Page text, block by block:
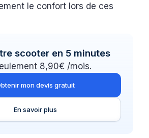
le confort lors de ces
scooter en 5 minutes
8,90€ /mois.
mon devis gratuit
En savoir plus